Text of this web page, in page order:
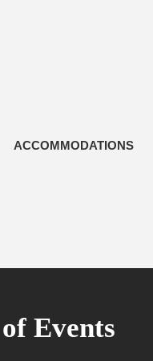
ACCOMMODATIONS
Events